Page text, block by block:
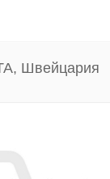
Швейцария